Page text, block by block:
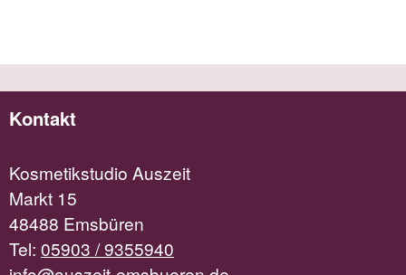
Kontakt
Kosmetikstudio Auszeit
Markt 15
48488 Emsbüren
Tel: 05903 / 9355940